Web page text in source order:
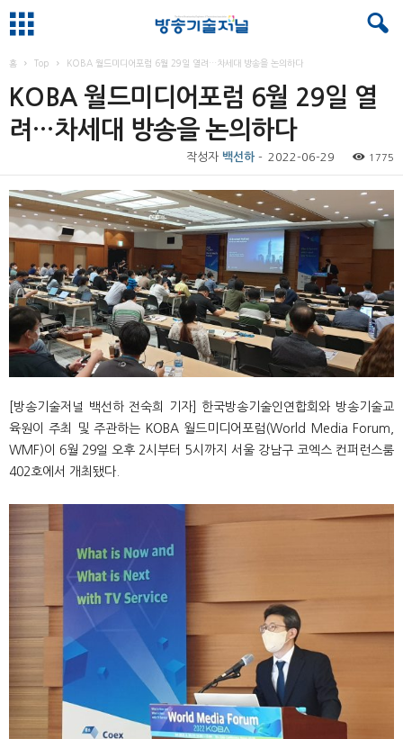
홈 Top KOBA 월드미디어포럼 6월 29일 열려…차세대 방송을 논의하다
KOBA 월드미디어포럼 6월 29일 열
려…차세대 방송을 논의하다
작성자 백선하 - 2022-06-29 1775
[방송기술저널 백선하 전숙희 기자] 한국방송기술인연합회와 방송기술교
육원이 주최 및 주관하는 KOBA 월드미디어포럼(World Media Forum,
WMF)이 6월 29일 오후 2시부터 5시까지 서울 강남구 코엑스 컨퍼런스룸
402호에서 개최됐다.